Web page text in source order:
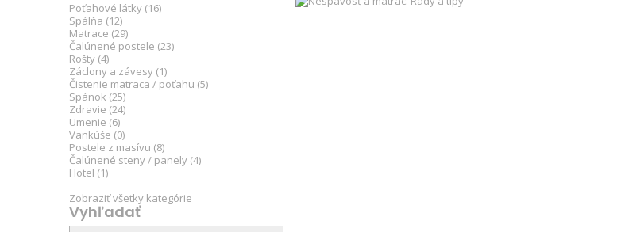
Poťahové látky (16)
Spálňa (12)
Matrace (29)
Čalúnené postele (23)
Rošty (4)
Záclony a závesy (1)
Čistenie matraca / poťahu (5)
Spánok (25)
Zdravie (24)
Umenie (6)
Vankúše (0)
Postele z masívu (8)
Čalúnené steny / panely (4)
Hotel (1)
Zobraziť všetky kategórie
Vyhľadať